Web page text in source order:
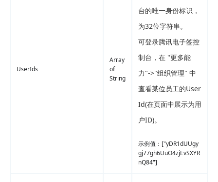
UserIds
Array
of
String
台的唯一身份标识，
为32位字符串。
可登录腾讯电子签控
制台，在 "更多能
力"->"组织管理" 中
查看某位员工的User
Id(在页面中展示为用
户ID)。
示例值： ["yDR1dUUgy
gj77gh6UuO4zjEvSXYR
nQ84"]